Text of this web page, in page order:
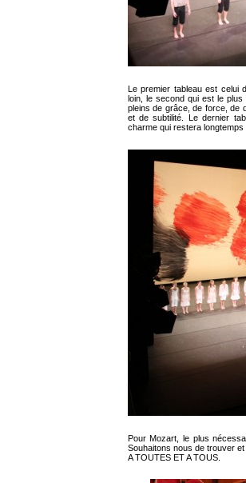
Le premier tableau est celui
loin, le second qui est le
pleins de grâce, de force, de
et de subtilité. Le dernier
charme qui restera longtemps
Pour Mozart, le plus
Souhaitons nous de trouver
A TOUTES ET A TOUS.